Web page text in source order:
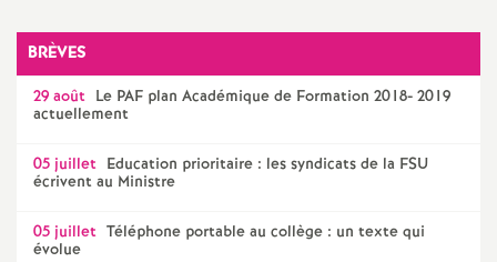
s
E
n
s
BRÈVES
29 août Le PAF plan Académique de Formation 2018- 2019
actuellement
05 juillet Education prioritaire : les syndicats de la FSU
écrivent au Ministre
05 juillet Téléphone portable au collège : un texte qui
évolue